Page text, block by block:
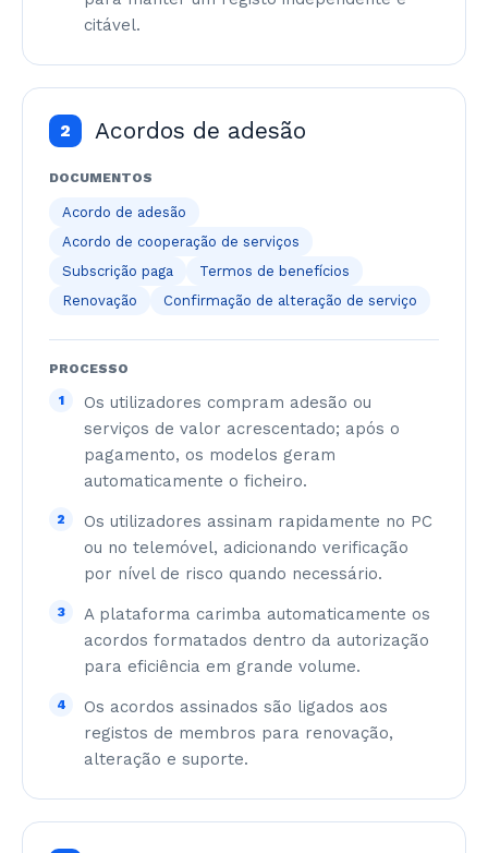
citável.
2 Acordos de adesão
DOCUMENTOS
Acordo de adesão
Acordo de cooperação de serviços
Subscrição paga
Termos de benefícios
Renovação
Confirmação de alteração de serviço
PROCESSO
1
Os utilizadores compram adesão ou
serviços de valor acrescentado; após o
pagamento, os modelos geram
automaticamente o ficheiro.
2
Os utilizadores assinam rapidamente no PC
ou no telemóvel, adicionando verificação
por nível de risco quando necessário.
3
A plataforma carimba automaticamente os
acordos formatados dentro da autorização
para eficiência em grande volume.
4
Os acordos assinados são ligados aos
registos de membros para renovação,
alteração e suporte.